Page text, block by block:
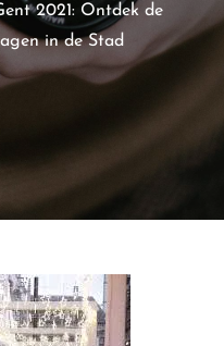
2021: Ontdek de
in de Stad